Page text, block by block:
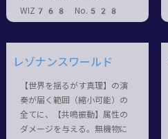
WIZ768 No.528
レゾナンスワールド
【世界を揺るがす真理】の演
奏が届く範囲（縮小可能）の
全てに、【共鳴振動】属性の
ダメージを与える。無機物に